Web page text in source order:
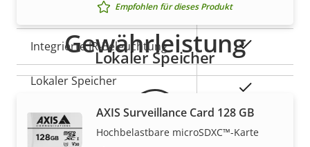
Remote-Zoom
Integrierte IR-Beleuchtung
Lokaler Speicher
Betriebstemperatur -
Empfohlen für dieses Produkt
Lokaler Speicher
AXIS Surveillance Card 128 GB
Hochbelastbare microSDXC™-Karte
Gewährleistung